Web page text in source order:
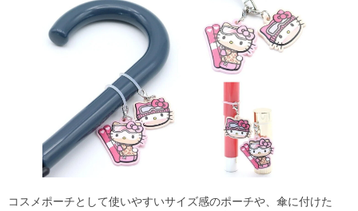
コスメポーチとして使いやすいサイズ感のポーチや、傘に付けた